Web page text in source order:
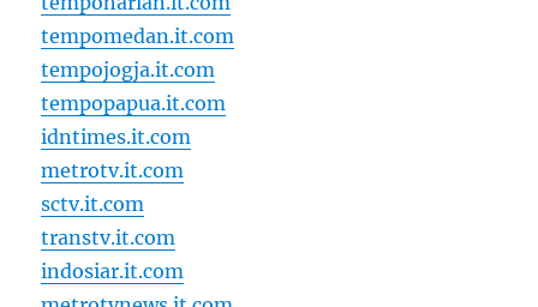
tempomedan.it.com
tempojogja.it.com
tempopapua.it.com
idntimes.it.com
metrotv.it.com
sctv.it.com
transtv.it.com
indosiar.it.com